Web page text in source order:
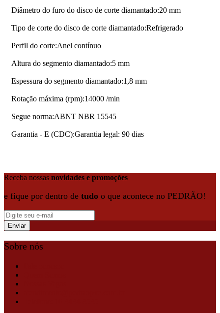
Diâmetro do furo do disco de corte diamantado:20 mm
Tipo de corte do disco de corte diamantado:Refrigerado
Perfil do corte:Anel contínuo
Altura do segmento diamantado:5 mm
Espessura do segmento diamantado:1,8 mm
Rotação máxima (rpm):14000 /min
Segue norma:ABNT NBR 15545
Garantia - E (CDC):Garantia legal: 90 dias
Receba nossas novidades e promoções
e fique por dentro de tudo o que acontece no PEDRÃO!
Sobre nós